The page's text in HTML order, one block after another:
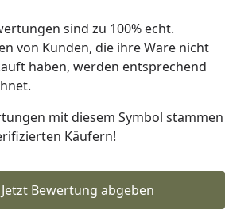
sind zu 100% echt.
von Kunden, die ihre Ware nicht
haben, werden entsprechend
mit diesem Symbol stammen
Käufern!
Jetzt Bewertung abgeben